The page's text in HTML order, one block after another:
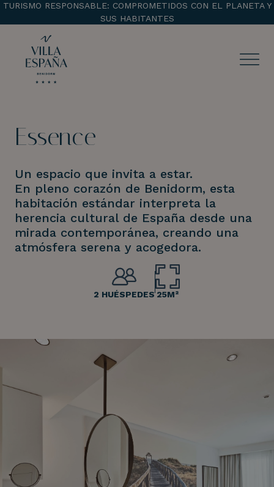
TURISMO RESPONSABLE: COMPROMETIDOS CON EL PLANETA Y
SUS HABITANTES
Essence
Un espacio que invita a estar.
En pleno corazón de Benidorm, esta
habitación estándar interpreta la
herencia cultural de España desde una
mirada contemporánea, creando una
atmósfera serena y acogedora.
2 HUÉSPEDES 25M²
ENTRADA